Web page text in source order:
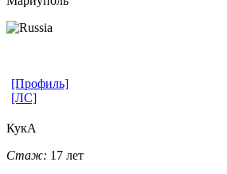
[Профиль]
[ЛС]
КукА
Стаж: 17 лет